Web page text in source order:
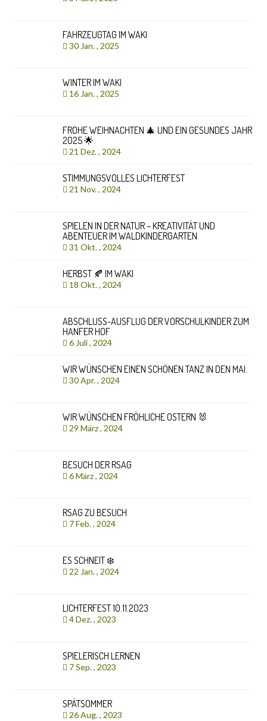
FAHRZEUGTAG IM WAKI
30 Jan. , 2025
WINTER IM WAKI
16 Jan. , 2025
FROHE WEIHNACHTEN 🎄 UND EIN GESUNDES JAHR
2025 🌟
21 Dez. , 2024
STIMMUNGSVOLLES LICHTERFEST
21 Nov. , 2024
SPIELEN IN DER NATUR – KREATIVITÄT UND
ABENTEUER IM WALDKINDERGARTEN
31 Okt. , 2024
HERBST 🍂 IM WAKI
18 Okt. , 2024
ABSCHLUSS-AUSFLUG DER VORSCHULKINDER ZUM
HANFER HOF
6 Juli , 2024
WIR WÜNSCHEN EINEN SCHÖNEN TANZ IN DEN MAI.
30 Apr. , 2024
WIR WÜNSCHEN FRÖHLICHE OSTERN 🐰
29 März , 2024
BESUCH DER RSAG
6 März , 2024
RSAG ZU BESUCH
7 Feb. , 2024
ES SCHNEIT ❄️
22 Jan. , 2024
LICHTERFEST 10.11.2023
4 Dez. , 2023
SPIELERISCH LERNEN
7 Sep. , 2023
SPÄTSOMMER
26 Aug. , 2023